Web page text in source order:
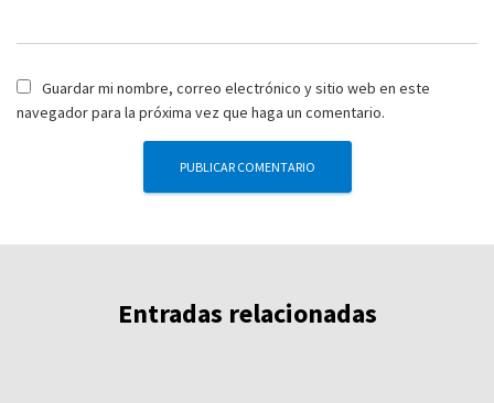
Guardar mi nombre, correo electrónico y sitio web en este
navegador para la próxima vez que haga un comentario.
Entradas relacionadas